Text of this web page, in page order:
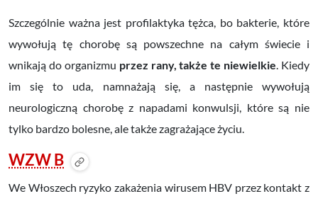
Szczególnie ważna jest profilaktyka tężca, bo bakterie, które
wywołują tę chorobę są powszechne na całym świecie i
wnikają do organizmu przez rany, także te niewielkie. Kiedy
im się to uda, namnażają się, a następnie wywołują
neurologiczną chorobę z napadami konwulsji, które są nie
tylko bardzo bolesne, ale także zagrażające życiu.
WZW B
We Włoszech ryzyko zakażenia wirusem HBV przez kontakt z